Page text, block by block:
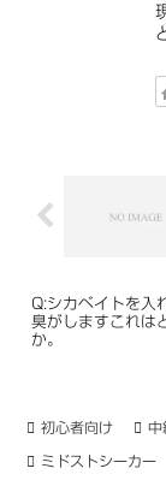
Q:シカベイトを入
臭がしますこれは
か。
初心者向け 中
ミドストシーカー